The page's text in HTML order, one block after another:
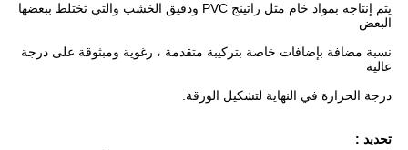
يتم إنتاجه بمواد خام مثل راتينج PVC ودقيق الخشب والتي تختلط ببعضها
البعض
نسبة مضافة بإضافات خاصة بتركيبة متقدمة ، رغوية ومبثوقة على درجة
عالية
درجة الحرارة في النهاية لتشكيل الورقة.
تحديد :